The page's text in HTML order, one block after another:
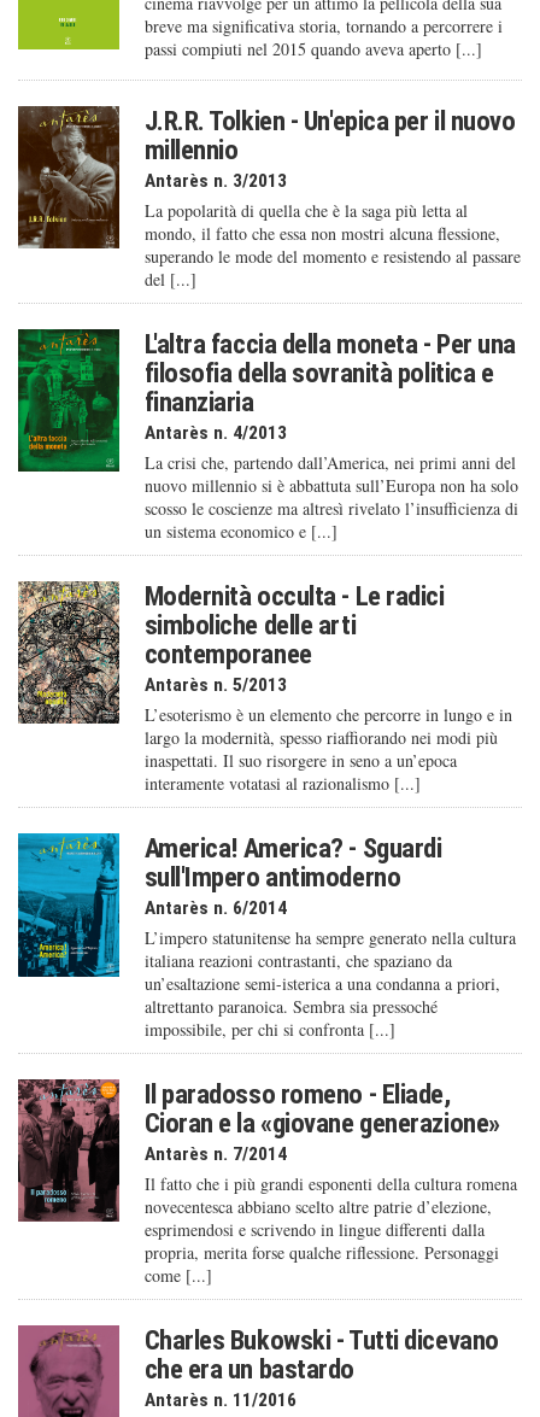
breve ma significativa storia, tornando a percorrere i
passi compiuti nel 2015 quando aveva aperto [...]
J.R.R. Tolkien - Un'epica per il nuovo
millennio
Antarès n. 3/2013
La popolarità di quella che è la saga più letta al
mondo, il fatto che essa non mostri alcuna flessione,
superando le mode del momento e resistendo al passare
del [...]
L'altra faccia della moneta - Per una
filosofia della sovranità politica e
finanziaria
Antarès n. 4/2013
La crisi che, partendo dall’America, nei primi anni del
nuovo millennio si è abbattuta sull’Europa non ha solo
scosso le coscienze ma altresì rivelato l’insufficienza di
un sistema economico e [...]
Modernità occulta - Le radici
simboliche delle arti
contemporanee
Antarès n. 5/2013
L’esoterismo è un elemento che percorre in lungo e in
largo la modernità, spesso riaffiorando nei modi più
inaspettati. Il suo risorgere in seno a un’epoca
interamente votatasi al razionalismo [...]
America! America? - Sguardi
sull'Impero antimoderno
Antarès n. 6/2014
L’impero statunitense ha sempre generato nella cultura
italiana reazioni contrastanti, che spaziano da
un’esaltazione semi-isterica a una condanna a priori,
altrettanto paranoica. Sembra sia pressoché
impossibile, per chi si confronta [...]
Il paradosso romeno - Eliade,
Cioran e la «giovane generazione»
Antarès n. 7/2014
Il fatto che i più grandi esponenti della cultura romena
novecentesca abbiano scelto altre patrie d’elezione,
esprimendosi e scrivendo in lingue differenti dalla
propria, merita forse qualche riflessione. Personaggi
come [...]
Charles Bukowski - Tutti dicevano
che era un bastardo
Antarès n. 11/2016